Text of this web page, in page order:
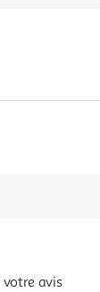
avis